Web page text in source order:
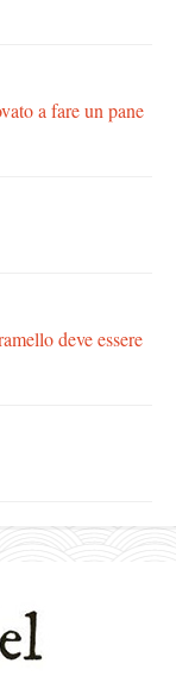
a fare un pane
deve essere